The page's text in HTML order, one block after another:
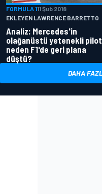
FORMULA 111 Şub 2018
EKLEYEN LAWRENCE BARRETTO
Analiz: Mercedes'in
olağanüstü yetenekli
neden F1'de geri plana
düştü?
DAHA